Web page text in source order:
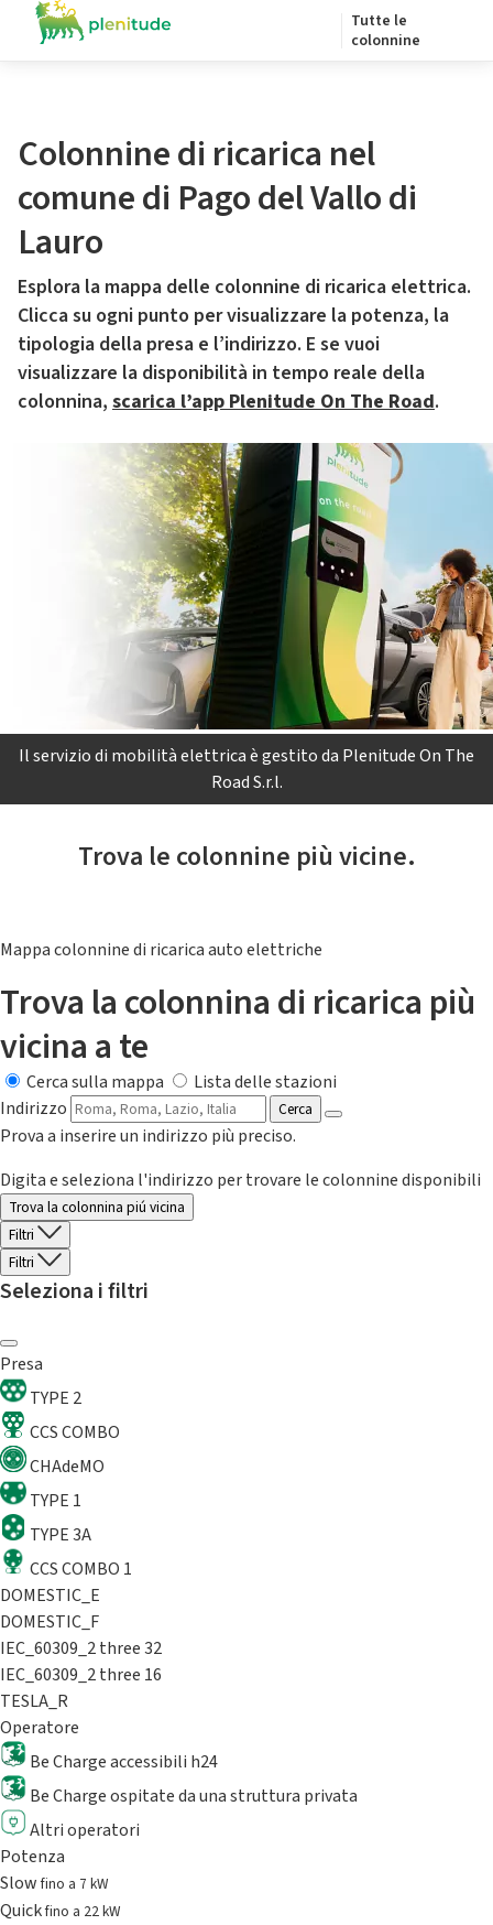
Tutte le
colonnine
Colonnine di ricarica nel
comune di Pago del Vallo di
Lauro
Esplora la mappa delle colonnine di ricarica elettrica.
Clicca su ogni punto per visualizzare la potenza, la
tipologia della presa e l’indirizzo. E se vuoi
visualizzare la disponibilità in tempo reale della
colonnina, scarica l’app Plenitude On The Road.
Il servizio di mobilità elettrica è gestito da Plenitude On The
Road S.r.l.
Trova le colonnine più vicine.
Mappa colonnine di ricarica auto elettriche
Trova la colonnina di ricarica più
vicina a te
Cerca sulla mappa
Lista delle stazioni
Indirizzo
Cerca
Prova a inserire un indirizzo più preciso.
Digita e seleziona l'indirizzo per trovare le colonnine disponibili
Trova la colonnina piú vicina
Filtri
Filtri
Seleziona i filtri
Presa
TYPE 2
CCS COMBO
CHAdeMO
TYPE 1
TYPE 3A
CCS COMBO 1
DOMESTIC_E
DOMESTIC_F
IEC_60309_2 three 32
IEC_60309_2 three 16
TESLA_R
Operatore
Be Charge accessibili h24
Be Charge ospitate da una struttura privata
Altri operatori
Potenza
Slowfino a 7 kW
Quickfino a 22 kW